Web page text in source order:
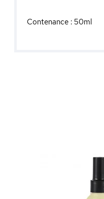
Contenance : 50ml